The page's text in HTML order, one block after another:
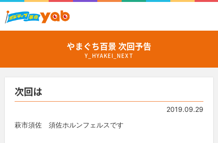
やまぐち百景 次回予告
Y_HYAKEI_NEXT
次回は
2019.09.29
萩市須佐 須佐ホルンフェルスです